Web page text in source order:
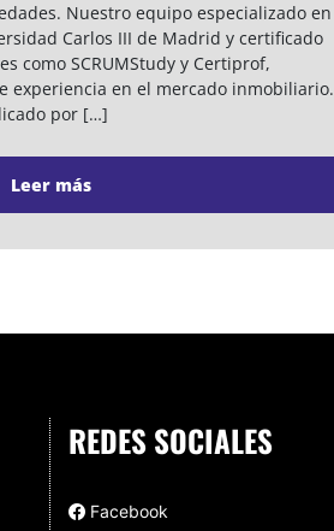
Nuestro equipo especializado en
Carlos III de Madrid y certificado
como SCRUMStudy y Certiprof,
experiencia en el mercado inmobiliario.
por […]
Leer más
REDES SOCIALES
Facebook